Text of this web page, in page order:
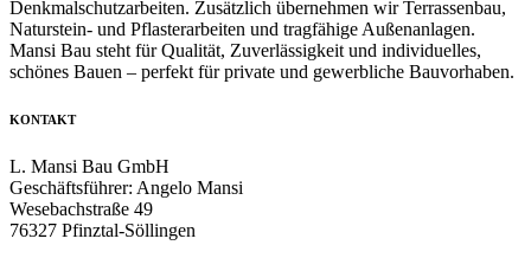
Denkmalschutzarbeiten. Zusätzlich übernehmen wir Terrassenbau,
Naturstein- und Pflasterarbeiten und tragfähige Außenanlagen.
Mansi Bau steht für Qualität, Zuverlässigkeit und individuelles,
schönes Bauen – perfekt für private und gewerbliche Bauvorhaben.
KONTAKT
L. Mansi Bau GmbH
Geschäftsführer: Angelo Mansi
Wesebachstraße 49
76327 Pfinztal-Söllingen